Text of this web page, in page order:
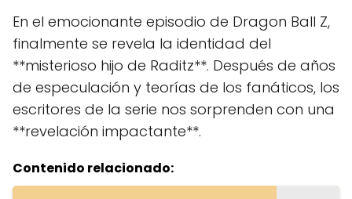
En el emocionante episodio de Dragon Ball Z,
finalmente se revela la identidad del
**misterioso hijo de Raditz**. Después de años
de especulación y teorías de los fanáticos, los
escritores de la serie nos sorprenden con una
**revelación impactante**.
Contenido relacionado: